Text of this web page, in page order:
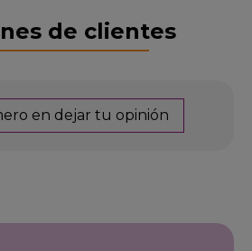
de clientes
en dejar tu opinión